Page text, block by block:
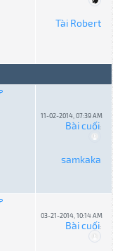
Tài Robert
11-02-2014, 07:39 AM
Bài cuối:
samkaka
03-21-2014, 10:14 AM
Bài cuối: